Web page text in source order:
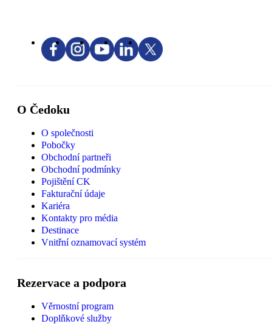
O Čedoku
O společnosti
Pobočky
Obchodní partneři
Obchodní podmínky
Pojištění CK
Fakturační údaje
Kariéra
Kontakty pro média
Destinace
Vnitřní oznamovací systém
Rezervace a podpora
Věrnostní program
Doplňkové služby